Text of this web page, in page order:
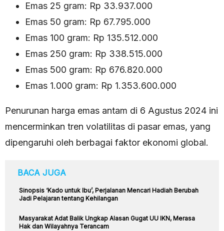
Emas 25 gram: Rp 33.937.000
Emas 50 gram: Rp 67.795.000
Emas 100 gram: Rp 135.512.000
Emas 250 gram: Rp 338.515.000
Emas 500 gram: Rp 676.820.000
Emas 1.000 gram: Rp 1.353.600.000
Penurunan harga emas antam di 6 Agustus 2024 ini
mencerminkan tren volatilitas di pasar emas, yang
dipengaruhi oleh berbagai faktor ekonomi global.
BACA JUGA
Sinopsis ‘Kado untuk Ibu’, Perjalanan Mencari Hadiah Berubah
Jadi Pelajaran tentang Kehilangan
Masyarakat Adat Balik Ungkap Alasan Gugat UU IKN, Merasa
Hak dan Wilayahnya Terancam